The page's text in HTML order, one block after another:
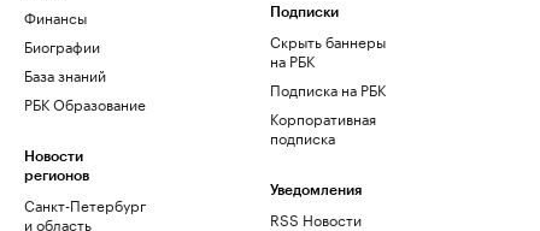
Финансы
Биографии
База знаний
РБК Образование
Новости
регионов
Санкт-Петербург
и область
Подписки
Скрыть баннеры
на РБК
Подписка на РБК
Корпоративная
подписка
Уведомления
RSS Новости